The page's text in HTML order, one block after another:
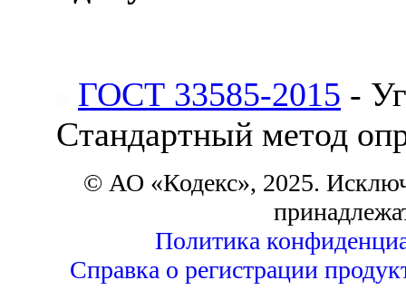
ГОСТ 33585-2015 -
Стандартный метод
© АО «Кодекс», 2025.
Политика
Справка о регистрации